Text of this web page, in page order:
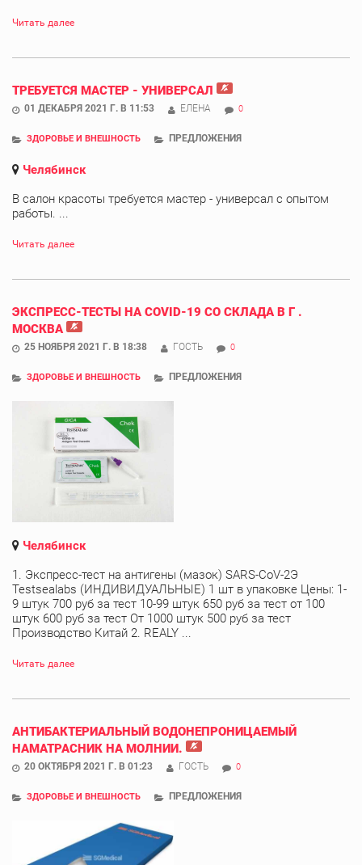
Читать далее
ТРЕБУЕТСЯ МАСТЕР - УНИВЕРСАЛ
01 ДЕКАБРЯ 2021 Г. В 11:53 ЕЛЕНА 0
ЗДОРОВЬЕ И ВНЕШНОСТЬ ПРЕДЛОЖЕНИЯ
Челябинск
В салон красоты требуется мастер - универсал с опытом
работы. ...
Читать далее
ЭКСПРЕСС-ТЕСТЫ НА COVID-19 СО СКЛАДА В Г .
МОСКВА
25 НОЯБРЯ 2021 Г. В 18:38 ГОСТЬ 0
ЗДОРОВЬЕ И ВНЕШНОСТЬ ПРЕДЛОЖЕНИЯ
Челябинск
1. Экспресс-тест на антигены (мазок) SARS-CoV-2Э
Testsealabs (ИНДИВИДУАЛЬНЫЕ) 1 шт в упаковке Цены: 1-
9 штук 700 руб за тест 10-99 штук 650 руб за тест от 100
штук 600 руб за тест От 1000 штук 500 руб за тест
Производство Китай 2. REALY ...
Читать далее
АНТИБАКТЕРИАЛЬНЫЙ ВОДОНЕПРОНИЦАЕМЫЙ
НАМАТРАСНИК НА МОЛНИИ.
20 ОКТЯБРЯ 2021 Г. В 01:23 ГОСТЬ 0
ЗДОРОВЬЕ И ВНЕШНОСТЬ ПРЕДЛОЖЕНИЯ